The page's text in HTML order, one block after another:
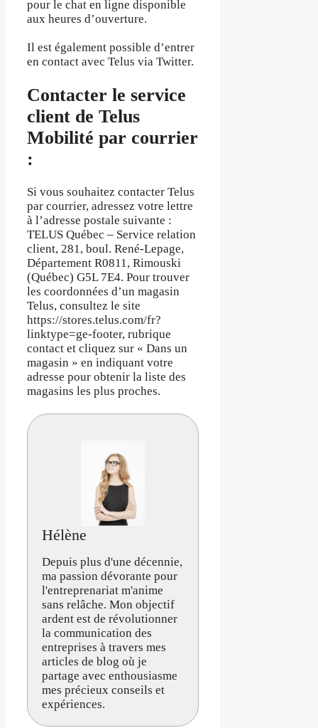
pour le chat en ligne disponible
aux heures d’ouverture.
Il est également possible d’entrer
en contact avec Telus via Twitter.
Contacter le service
client de Telus
Mobilité par courrier
:
Si vous souhaitez contacter Telus
par courrier, adressez votre lettre
à l’adresse postale suivante :
TELUS Québec – Service relation
client, 281, boul. René-Lepage,
Département R0811, Rimouski
(Québec) G5L 7E4. Pour trouver
les coordonnées d’un magasin
Telus, consultez le site
https://stores.telus.com/fr?
linktype=ge-footer, rubrique
contact et cliquez sur « Dans un
magasin » en indiquant votre
adresse pour obtenir la liste des
magasins les plus proches.
Hélène
Depuis plus d'une décennie,
ma passion dévorante pour
l'entreprenariat m'anime
sans relâche. Mon objectif
ardent est de révolutionner
la communication des
entreprises à travers mes
articles de blog où je
partage avec enthousiasme
mes précieux conseils et
expériences.